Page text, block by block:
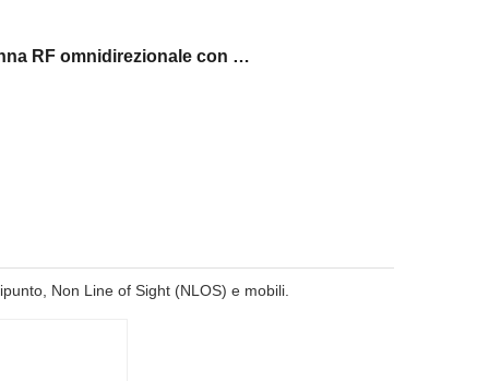
Antenna RF omnidirezionale con connettore N
Non Line of Sight (NLOS) e mobili.